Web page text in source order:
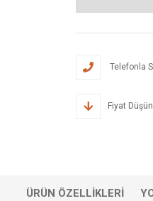
Telefonla
Fiyat
ÜRÜN ÖZELLIKLERI